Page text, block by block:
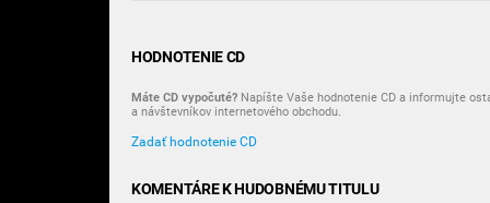
HODNOTENIE CD
Máte CD vypočuté? Napíšte Vaše hodnotenie CD a informujte
a návštevníkov internetového obchodu.
Zadať hodnotenie CD
KOMENTÁRE K HUDOBNÉMU TITULU